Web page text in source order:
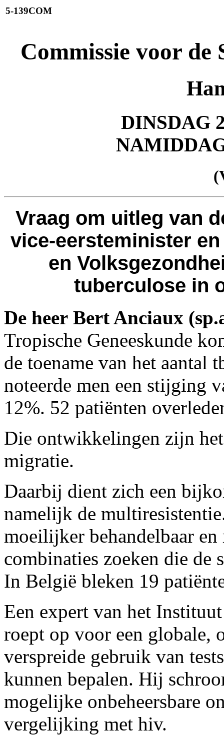
5-139COM
Commissie voor de
DINSDAG
Vraag om uitleg van
vice-eersteminister
en
tuberculose in
De heer Bert Anciaux
Tropische Geneeskunde
de toename van het aantal
noteerde men een stijging
12%. 52 patiënten
Die ontwikkelingen zijn
migratie.
Daarbij dient zich een
namelijk de
moeilijker behandelbaar en
combinaties zoeken die de
In België bleken 19
Een expert van het
roept op voor een globale,
verspreide gebruik van
kunnen bepalen. Hij
mogelijke onbeheersbare
vergelijking met hiv.